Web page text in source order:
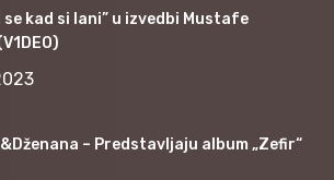
se kad si lani” u izvedbi Mustafe
– Predstavljaju album „Zefir“